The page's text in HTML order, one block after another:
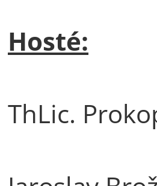
Hosté:
ThLic.